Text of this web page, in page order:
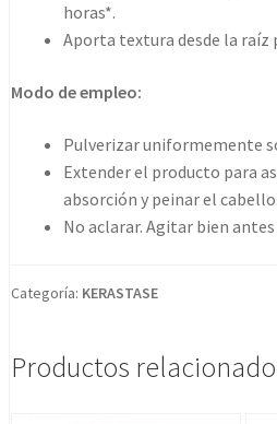
horas*.
Aporta textura desde la raíz
Modo de empleo:
Pulverizar uniformemente
Extender el producto para
absorción y peinar el cabello.
No aclarar. Agitar bien antes
Categoría: KERASTASE
Productos